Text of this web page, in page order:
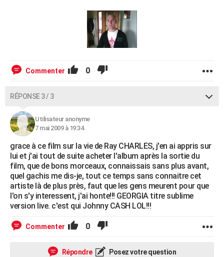
Commenter 0
RÉPONSE 3 / 3
Utilisateur anonyme
7 mai 2009 à 19:34
grace à ce film sur la vie de Ray CHARLES, j'en ai appris sur
lui et j'ai tout de suite acheter l'album après la sortie du
film, que de bons morceaux, connaissais sans plus avant,
quel gachis me dis-je, tout ce temps sans connaitre cet
artiste là de plus près, faut que les gens meurent pour que
l'on s'y interessent, j'ai honte!!! GEORGIA titre sublime
version live. c'est qui Johnny CASH LOL!!!
Commenter 0
Répondre Posez votre question